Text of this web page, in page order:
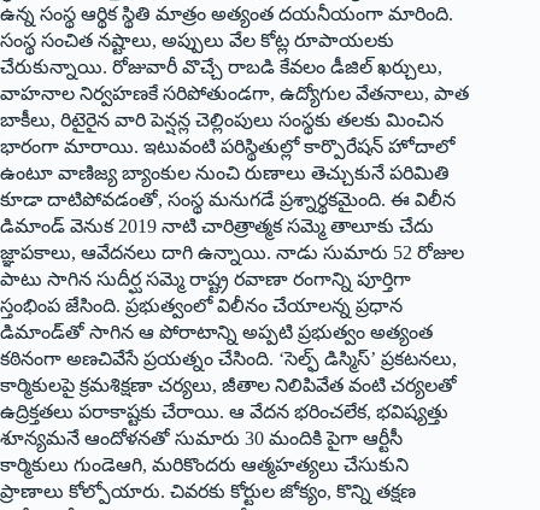
ఉన్న సంస్థ ఆర్థిక స్థితి మాత్రం అత్యంత దయనీయంగా మారింది.
సంస్థ సంచిత నష్టాలు, అప్పులు వేల కోట్ల రూపాయలకు
చేరుకున్నాయి. రోజువారీ వొచ్చే రాబడి కేవలం డీజిల్ ఖర్చులు,
వాహనాల నిర్వహణకే సరిపోతుండగా, ఉద్యోగుల వేతనాలు, పాత
బాకీలు, రిటైరైన వారి పెన్షన్ల చెల్లింపులు సంస్థకు తలకు మించిన
భారంగా మారాయి. ఇటువంటి పరిస్థితుల్లో కార్పొరేషన్ హోదాలో
ఉంటూ వాణిజ్య బ్యాంకుల నుంచి రుణాలు తెచ్చుకునే పరిమితి
కూడా దాటిపోవడంతో, సంస్థ మనుగడే ప్రశ్నార్థకమైంది. ఈ విలీన
డిమాండ్ వెనుక 2019 నాటి చారిత్రాత్మక సమ్మె తాలూకు చేదు
జ్ఞాపకాలు, ఆవేదనలు దాగి ఉన్నాయి. నాడు సుమారు 52 రోజుల
పాటు సాగిన సుదీర్ఘ సమ్మె రాష్ట్ర రవాణా రంగాన్ని పూర్తిగా
స్తంభింప జేసింది. ప్రభుత్వంలో విలీనం చేయాలన్న ప్రధాన
డిమాండ్‌తో సాగిన ఆ పోరాటాన్ని అప్పటి ప్రభుత్వం అత్యంత
కఠినంగా అణచివేసే ప్రయత్నం చేసింది. ‘సెల్ఫ్ డిస్మిస్’ ప్రకటనలు,
కార్మికులపై క్రమశిక్షణా చర్యలు, జీతాల నిలిపివేత వంటి చర్యలతో
ఉద్రిక్తతలు పరాకాష్టకు చేరాయి. ఆ వేదన భరించలేక, భవిష్యత్తు
శూన్యమనే ఆందోళనతో సుమారు 30 మందికి పైగా ఆర్టీసీ
కార్మికులు గుండెఆగి, మరికొందరు ఆత్మహత్యలు చేసుకుని
ప్రాణాలు కోల్పోయారు. చివరకు కోర్టుల జోక్యం, కొన్ని తక్షణ